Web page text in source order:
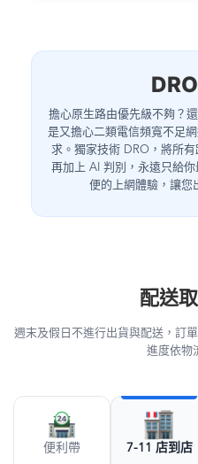
擔心原生路由優先級不夠？
是又擔心二類電信頻寬不足
求。獨家技術 DRO，將所有
再加上 AI 判別，永遠只給
便的上網體驗，讓您
配送
週末及假日不進行出貨與配送，訂
進度依物
便利帶 7-11 店到店